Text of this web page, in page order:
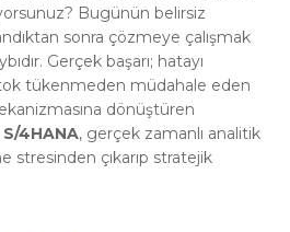
Bugünün belirsiz
sonra çözmeye çalışmak
Gerçek başarı; hatayı
tükenmeden müdahale eden
dönüştüren
S/4HANA, gerçek zamanlı analitik
stresinden çıkarıp stratejik